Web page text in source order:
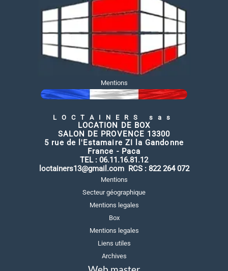
Mentions
LOCTAINERS sas
LOCATION DE BOX
SALON DE PROVENCE 13300
5 rue de l'Estamaire ZI la Gandonne
France - Paca
TEL : 06.11.16.81.12
loctainers13@gmail.com RCS : 822 264 072
Mentions
Secteur géographique
Mentions legales
Box
Mentions legales
Liens utiles
Archives